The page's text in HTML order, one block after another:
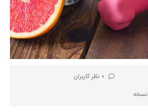
0 نظر کاربران
نسخه